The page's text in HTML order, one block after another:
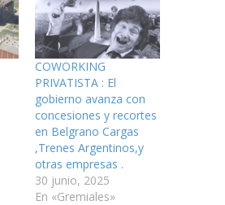
COWORKING
PRIVATISTA : El
gobierno avanza con
concesiones y recortes
en Belgrano Cargas
,Trenes Argentinos,y
otras empresas .
30 junio, 2025
En «Gremiales»